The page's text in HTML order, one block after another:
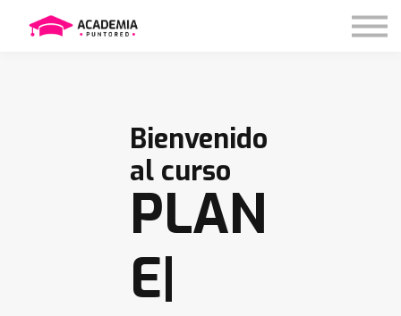
Bienvenido
al curso
PLAN
|